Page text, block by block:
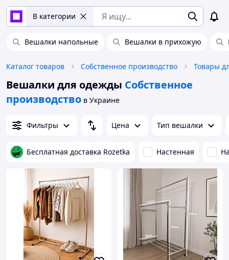
В категории
Вешалки напольные Вешалки в прихожую
Каталог товаров Собственное производство Товары
Вешалки для одежды Собственное
производство в Украине
Фильтры Цена Тип вешалки
Бесплатная доставка Rozetka Настенная